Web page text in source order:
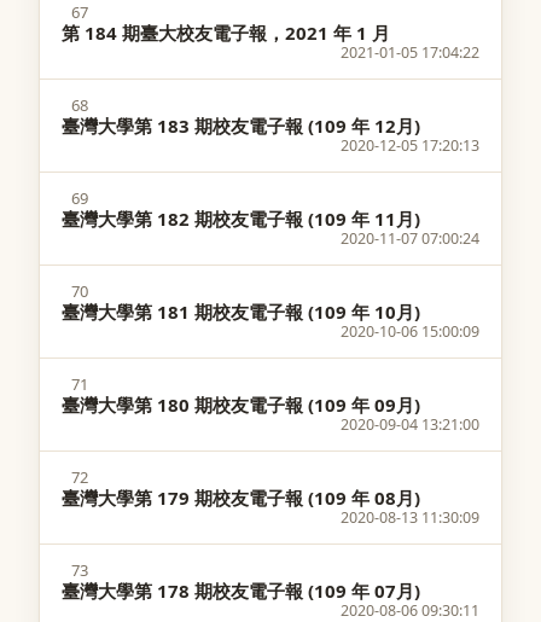
67
第 184 期臺大校友電子報，2021 年 1 月
2021-01-05 17:04:22
68
臺灣大學第 183 期校友電子報 (109 年 12月)
2020-12-05 17:20:13
69
臺灣大學第 182 期校友電子報 (109 年 11月)
2020-11-07 07:00:24
70
臺灣大學第 181 期校友電子報 (109 年 10月)
2020-10-06 15:00:09
71
臺灣大學第 180 期校友電子報 (109 年 09月)
2020-09-04 13:21:00
72
臺灣大學第 179 期校友電子報 (109 年 08月)
2020-08-13 11:30:09
73
臺灣大學第 178 期校友電子報 (109 年 07月)
2020-08-06 09:30:11